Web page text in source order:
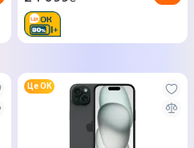
Це ОК